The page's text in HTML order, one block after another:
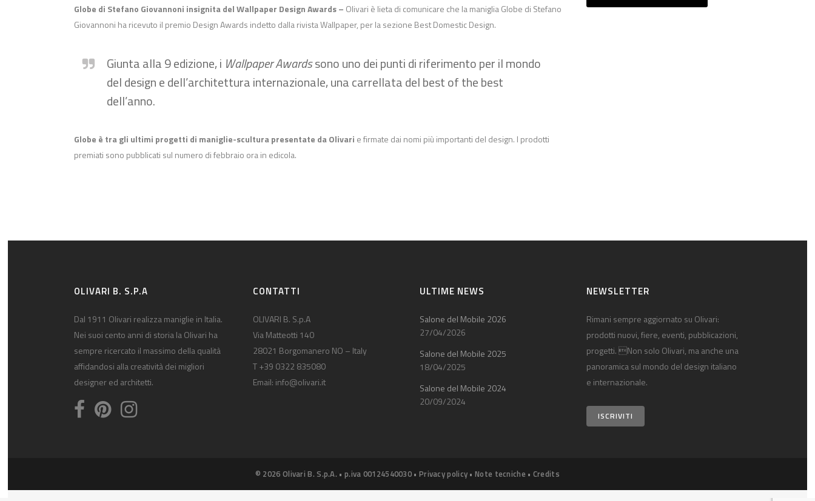
Globe di Stefano Giovannoni insignita del Wallpaper Design Awards – Olivari è lieta di comunicare che la maniglia Globe di Stefano
Giovannoni ha ricevuto il premio Design Awards indetto dalla rivista Wallpaper, per la sezione Best Domestic Design.
Giunta alla 9 edizione, i Wallpaper Awardssono uno dei punti di riferimento per il mondo
del design e dell’architettura internazionale, una carrellata del best of the best
dell’anno.
Globe è tra gli ultimi progetti di maniglie-scultura presentate da Olivari e firmate dai nomi più importanti del design. I prodotti
premiati sono pubblicati sul numero di febbraio ora in edicola.
OLIVARI B. S.P.A
Dal 1911 Olivari realizza maniglie in Italia.
Nei suoi cento anni di storia la Olivari ha
sempre ricercato il massimo della qualità
affidandosi alla creatività dei migliori
designer ed architetti.
CONTATTI
OLIVARI B. S.p.A
Via Matteotti 140
28021 Borgomanero NO – Italy
T +39 0322 835080
Email: info@olivari.it
ULTIME NEWS
Salone del Mobile 2026
27/04/2026
Salone del Mobile 2025
18/04/2025
Salone del Mobile 2024
20/09/2024
NEWSLETTER
Rimani sempre aggiornato su Olivari:
prodotti nuovi, fiere, eventi, pubblicazioni,
progetti. Non solo Olivari, ma anche una
panoramica sul mondo del design italiano
e internazionale.
ISCRIVITI
© 2026 Olivari B. S.p.A. • p.iva 00124540030 • Privacy policy •Note tecniche • Credits